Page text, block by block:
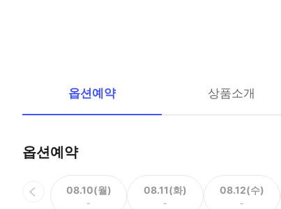
옵션예약 상품소개
옵션예약
08.10(월)
-
08.11(화)
-
08.12(수)
-